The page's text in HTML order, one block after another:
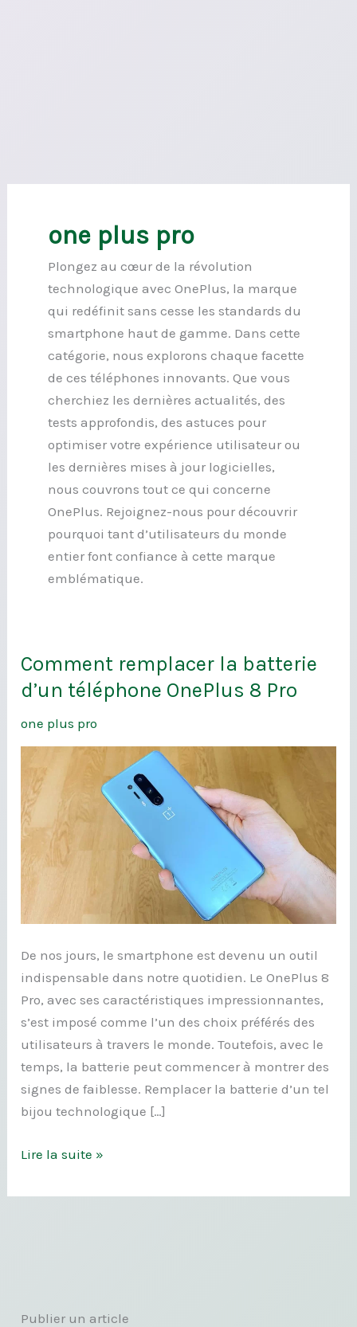
one plus pro
Plongez au cœur de la révolution
technologique avec OnePlus, la marque
qui redéfinit sans cesse les standards du
smartphone haut de gamme. Dans cette
catégorie, nous explorons chaque facette
de ces téléphones innovants. Que vous
cherchiez les dernières actualités, des
tests approfondis, des astuces pour
optimiser votre expérience utilisateur ou
les dernières mises à jour logicielles,
nous couvrons tout ce qui concerne
OnePlus. Rejoignez-nous pour découvrir
pourquoi tant d’utilisateurs du monde
entier font confiance à cette marque
emblématique.
Comment remplacer la batterie
d’un téléphone OnePlus 8 Pro
one plus pro
De nos jours, le smartphone est devenu un outil
indispensable dans notre quotidien. Le OnePlus 8
Pro, avec ses caractéristiques impressionnantes,
s’est imposé comme l’un des choix préférés des
utilisateurs à travers le monde. Toutefois, avec le
temps, la batterie peut commencer à montrer des
signes de faiblesse. Remplacer la batterie d’un tel
bijou technologique […]
Comment
remplacer
batterie
d’un
téléphone
OnePlus
8
Pro
Lire la suite »
Publier un article